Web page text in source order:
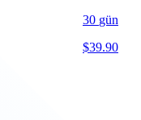
30 gün
$39.90